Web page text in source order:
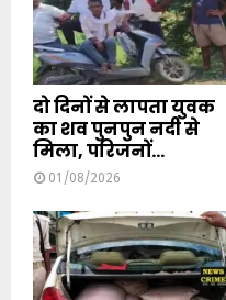
दो दिनों से लापता युवक
का शव पुनपुन नदी से
मिला, परिजनों...
01/08/2026